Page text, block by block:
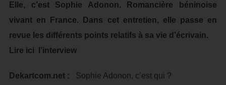
Elle, c’est Sophie Adonon. Romancière béninoise
vivant en France. Dans cet entretien, elle passe en
revue les différents points relatifs à sa vie d’écrivain.
Lire ici l’interview
Dekartcom.net :
Sophie Adonon, c’est qui ?